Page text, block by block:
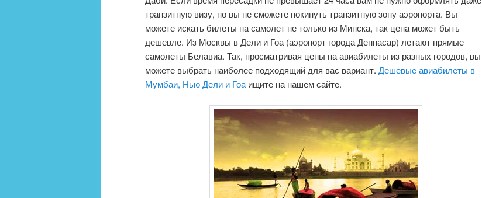
транзитную визу, но вы не сможете покинуть транзитную зону аэропорта. Вы
можете искать билеты на самолет не только из Минска, так цена может быть
дешевле. Из Москвы в Дели и Гоа (аэропорт города Денпасар) летают прямые
самолеты Белавиа. Так, просматривая цены на авиабилеты из разных городов, вы
можете выбрать наиболее подходящий для вас вариант. Дешевые авиабилеты в
Мумбаи, Нью Дели и Гоа ищите на нашем сайте.